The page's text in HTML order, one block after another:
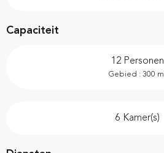
Capaciteit
12 Personen
Gebied : 300 m
6 Kamer(s)